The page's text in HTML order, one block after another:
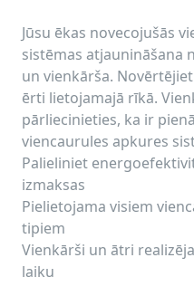
Jūsu ēkas novecojušās
sistēmas atjaunināšana
un vienkārša.
ērti lietojamajā rīkā.
pārliecinieties, ka ir
viencaurules apkures
Palieliniet
izmaksas
Pielietojama visiem
tipiem
Vienkārši un ātri
laiku